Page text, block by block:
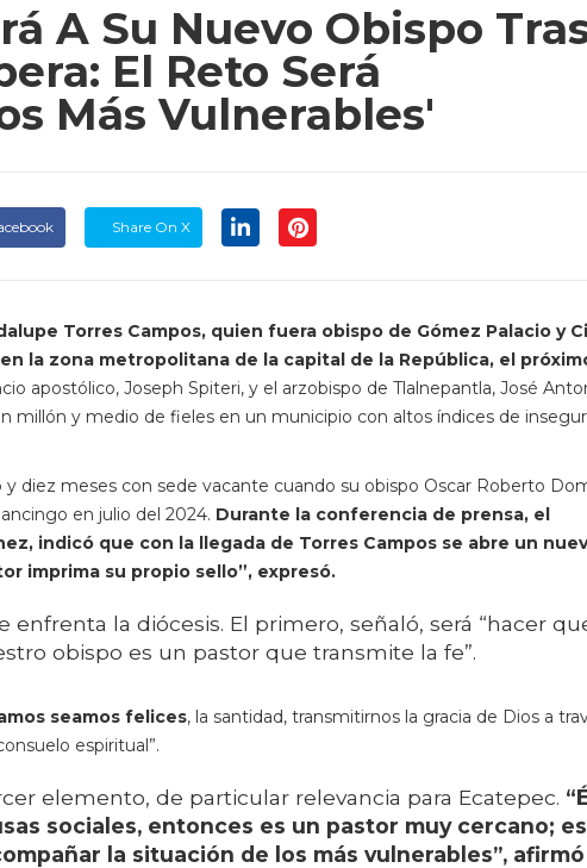
A Su Nuevo Obispo
El Reto Será
Más Vulnerables'
Share On X
Torres Campos, quien fuera obispo de Gómez Palacio y
la zona metropolitana de la capital de la República, el
apostólico, Joseph Spiteri, y el arzobispo de Tlalnepantla, José
millón y medio de fieles en un municipio con altos índices de
diez meses con sede vacante cuando su obispo Oscar Roberto
en julio del 2024. Durante la conferencia de prensa, el
indicó que con la llegada de Torres Campos se abre un
imprima su propio sello”, expresó.
la diócesis. El primero, señaló, será “hacer
obispo es un pastor que transmite la fe”.
seamos felices, la santidad, transmitirnos la gracia de Dios a
espiritual”.
elemento, de particular relevancia para Ecatepec.
sociales, entonces es un pastor muy cercano;
la situación de los más vulnerables”, afirmó